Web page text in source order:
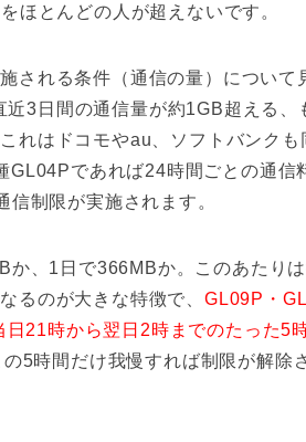
ほとんどの人が超えないです。
される条件（通信の量）について
3日間の通信量が約1GB超える、
れはドコモやau、ソフトバンクも
GL04Pであれば24時間ごとの通信
信制限が実施されます。
か、1日で366MBか。このあたり
るのが大きな特徴で、 GL09P・
日21時から翌日2時までのたった5
5時間だけ我慢すれば制限が解除